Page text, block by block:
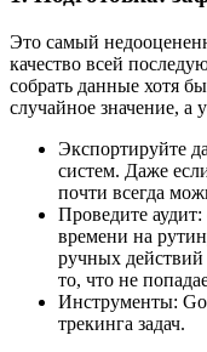
Это самый
качество всей
собрать данные хотя
случайное значение, а
Экспортируйте
систем. Даже
почти всегда
Проведите
времени на
ручных действий
то, что не
Инструменты:
трекинга задач.